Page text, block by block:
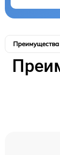
Преимущества